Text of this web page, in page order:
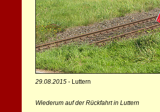
29.08.2015- Luttern
Wiederum auf der Rückfahrt in Luttern